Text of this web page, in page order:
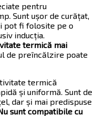
pentru
Sunt ușor de curățat,
pot fi folosite pe o
inducția.
termică mai
de preîncălzire poate
termică
și uniformă. Sunt de
dar și mai predispuse
sunt compatibile cu